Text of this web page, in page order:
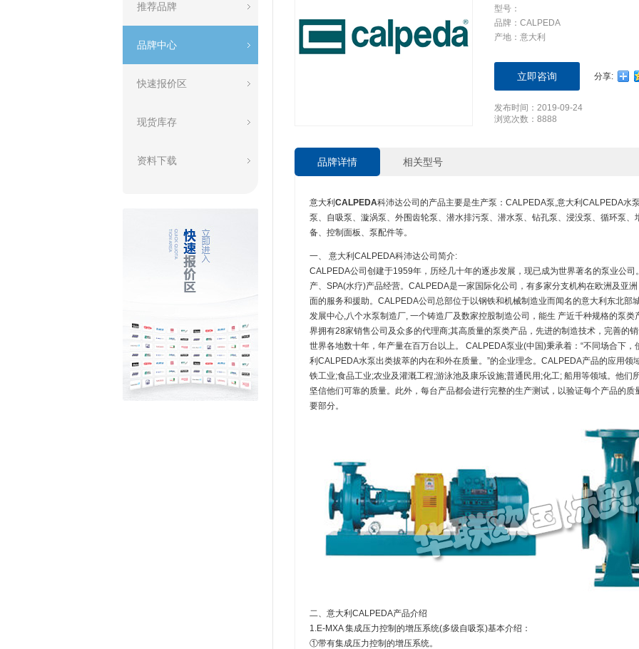
推荐品牌
品牌中心
快速报价区
现货库存
资料下载
型号：
品牌：CALPEDA
产地：意大利
立即咨询 分享:
发布时间：2019-09-24
浏览次数：8888
品牌详情 相关型号
意大利 CALPEDA科沛达公司的产品主要是生产泵：CALPEDA泵,意大利CALPEDA水
泵、自吸泵、漩涡泵、外围齿轮泵、潜水排污泵、潜水泵、钻孔泵、浸没泵、循环泵
备、控制面板、泵配件等。
一、 意大利CALPEDA科沛达公司简介:
CALPEDA公司创建于1959年，历经几十年的逐步发展，现已成为世界著名的泵业公
产、SPA(水疗)产品经营。CALPEDA是一家国际化公司，有多家分支机构在欧洲及亚
面的服务和援助。CALPEDA公司总部位于以钢铁和机械制造业而闻名的意大利东北部
发展中心,八个水泵制造厂, 一个铸造厂及数家控股制造公司，能生 产近千种规格的泵
界拥有28家销售公司及众多的代理商;其高质量的泵类产品，先进的制造技术，完善的
世界各地数十年，年产量在百万台以上。 CALPEDA泵业(中国)秉承着：“不同场合下
利CALPEDA水泵出类拔萃的内在和外在质量。”的企业理念。CALPEDA产品的应用领
铁工业;食品工业;农业及灌溉工程;游泳池及康乐设施;普通民用;化工; 船用等领域。他们
坚信他们可靠的质量。此外，每台产品都会进行完整的生产测试，以验证每个产品的
要部分。
二、意大利CALPEDA产品介绍
1.E-MXA 集成压力控制的增压系统(多级自吸泵)基本介绍：
①带有集成压力控制的增压系统。